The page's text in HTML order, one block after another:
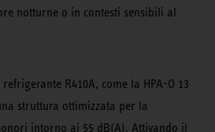
notturne o in contesti sensibili al
R410A, come la HPA-O 13
struttura ottimizzata per la
intorno ai 55 dB(A). Attivando il